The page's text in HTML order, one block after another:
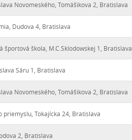
Novomeského, Tomášikova 2, Bratislava
Dudova 4, Bratislava
športová škola, M.C.Sklodowskej 1, Bratislava
Sáru 1, Bratislava
Novomeského, Tomášikova 2, Bratislava
priemyslu, Tokajícka 24, Bratislava
2, Bratislava